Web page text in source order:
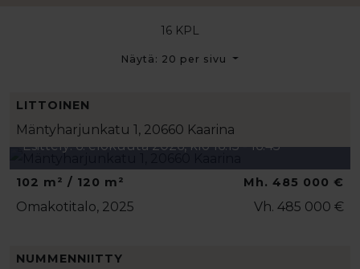
16 KPL
Näytä: 20 per sivu
LITTOINEN
Mäntyharjunkatu 1, 20660 Kaarina
Esittely: 6. elokuuta 2026, klo 16:15 - 16:45
102 m² / 120 m²
Omakotitalo, 2025
Mh. 485 000 €
Vh. 485 000 €
NUMMENNIITTY